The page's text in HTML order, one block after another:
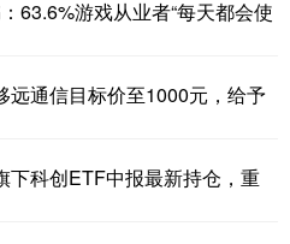
63.6%游戏从业者“每天都会使
远通信目标价至1000元，给予
下科创ETF中报最新持仓，重